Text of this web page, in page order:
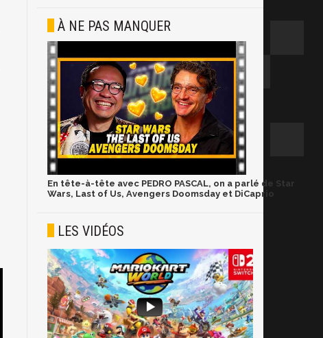
À NE PAS MANQUER
En tête-à-tête avec PEDRO PASCAL, on a parlé de Star
Wars, Last of Us, Avengers Doomsday et DiCaprio
LES VIDÉOS